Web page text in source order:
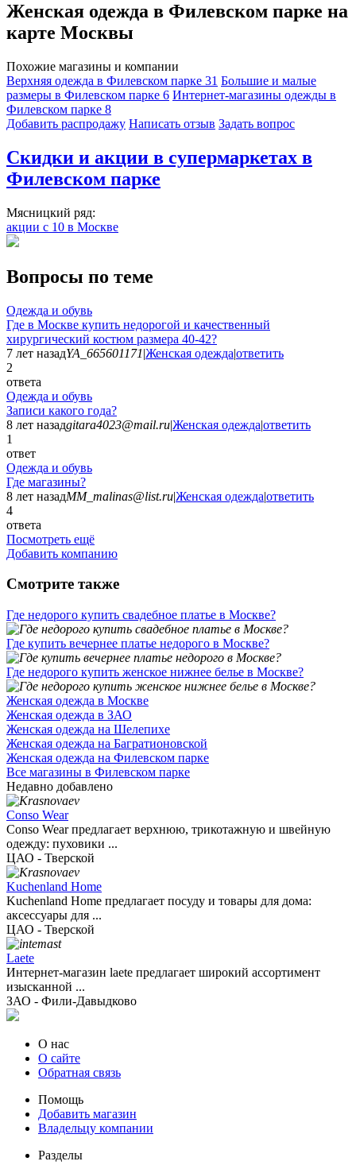
Женская одежда в Филевском парке на
карте Москвы
Похожие магазины и компании
Верхняя одежда в Филевском парке 31 Большие и малые
размеры в Филевском парке 6 Интернет-магазины одежды в
Филевском парке 8
Добавить раcпродажу Написать отзыв Задать вопрос
Скидки и акции в супермаркетах в
Филевском парке
Мясницкий ряд:
акции с 10 в Москве
Вопросы по теме
Одежда и обувь
Где в Москве купить недорогой и качественный
хирургический костюм размера 40-42?
7 лет назадYA_665601171|Женская одежда|ответить
2
ответа
Одежда и обувь
Записи какого года?
8 лет назадgitara4023@mail.ru|Женская одежда|ответить
1
ответ
Одежда и обувь
Где магазины?
8 лет назадMM_malinas@list.ru|Женская одежда|ответить
4
ответа
Посмотреть ещё
Добавить компанию
Смотрите также
Где недорого купить свадебное платье в Москве?
Где купить вечернее платье недорого в Москве?
Где недорого купить женское нижнее белье в Москве?
Женская одежда в Москве
Женская одежда в ЗАО
Женская одежда на Шелепихе
Женская одежда на Багратионовской
Женская одежда на Филевском парке
Все магазины в Филевском парке
Недавно добавлено
Conso Wear
Conso Wear предлагает верхнюю, трикотажную и швейную
одежду: пуховики ...
ЦАО - Тверской
Kuchenland Home
Kuchenland Home предлагает посуду и товары для дома:
аксессуары для ...
ЦАО - Тверской
Laete
Интернет-магазин laete предлагает широкий ассортимент
изысканной ...
ЗАО - Фили-Давыдково
О нас
О сайте
Обратная связь
Помощь
Добавить магазин
Владельцу компании
Разделы